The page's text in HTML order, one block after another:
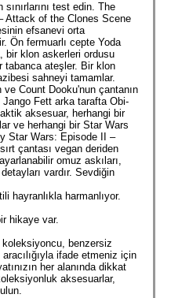
test edin. The
Attack of the Clones Scene
efsanevi orta
Ön fermuarlı cepte Yoda
bir klon askerleri ordusu
tabanca ateşler. Bir klon
sahneyi tamamlar.
Count Dooku'nun çantanın
Jango Fett arka tarafta Obi-
aksesuar, herhangi bir
ve herhangi bir Star Wars
Star Wars: Episode II –
çantası vegan deriden
omuz askıları,
vardır. Sevdiğin
hayranlıkla harmanlıyor.
hikaye var.
koleksiyoncu, benzersiz
ifade etmeniz için
her alanında dikkat
aksesuarlar,